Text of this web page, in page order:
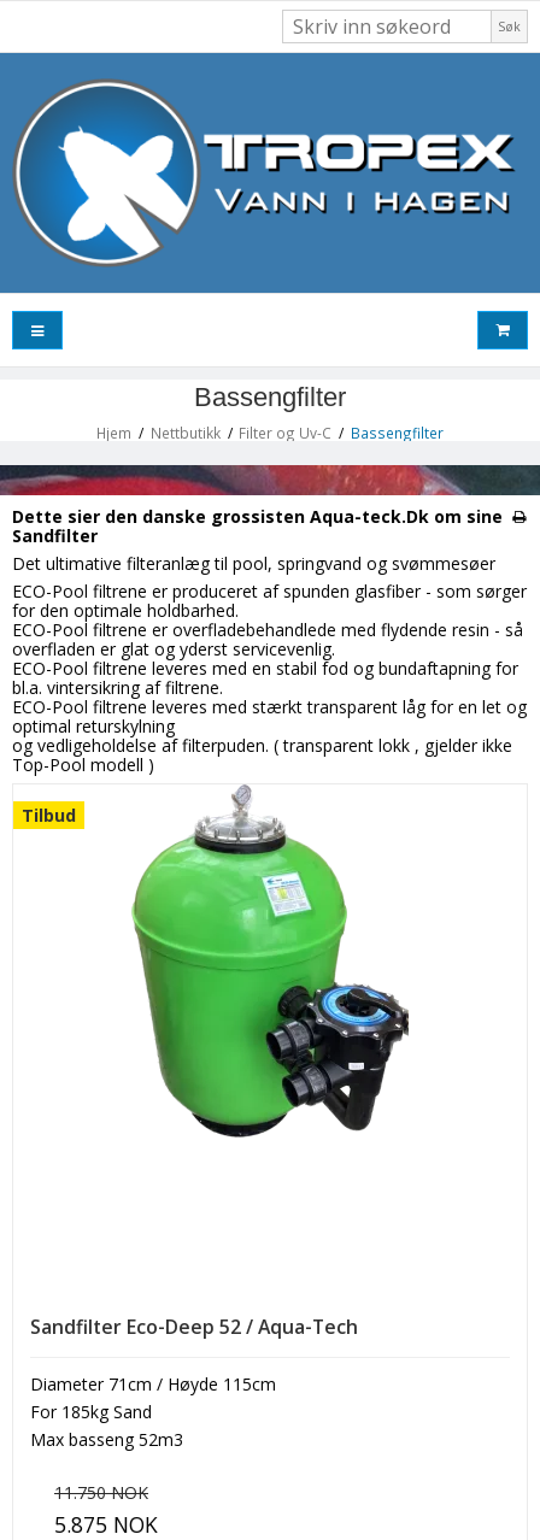
Søk
Bassengfilter
Hjem / Nettbutikk / Filter og Uv-C / Bassengfilter
Dette sier den danske grossisten Aqua-teck.Dk om sine
Sandfilter
Det ultimative filteranlæg til pool, springvand og svømmesøer
ECO-Pool filtrene er produceret af spunden glasfiber - som sørger
for den optimale holdbarhed.
ECO-Pool filtrene er overfladebehandlede med flydende resin - så
overfladen er glat og yderst servicevenlig.
ECO-Pool filtrene leveres med en stabil fod og bundaftapning for
bl.a. vintersikring af filtrene.
ECO-Pool filtrene leveres med stærkt transparent låg for en let og
optimal returskylning
og vedligeholdelse af filterpuden. ( transparent lokk , gjelder ikke
Top-Pool modell )
Tilbud
Sandfilter Eco-Deep 52 / Aqua-Tech
Diameter 71cm / Høyde 115cm
For 185kg Sand
Max basseng 52m3
11.750 NOK
5.875 NOK